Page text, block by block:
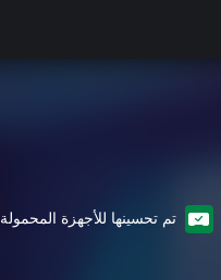
تم تحسينها للأجهزة المحمولة